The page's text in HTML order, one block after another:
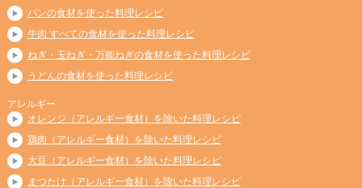
パンの食材を使った料理レシピ
牛肉 すべての食材を使った料理レシピ
ねぎ・玉ねぎ・万能ねぎの食材を使った料理レシピ
うどんの食材を使った料理レシピ
アレルギー
オレンジ（アレルギー食材）を除いた料理レシピ
鶏肉（アレルギー食材）を除いた料理レシピ
大豆（アレルギー食材）を除いた料理レシピ
まつたけ（アレルギー食材）を除いた料理レシピ